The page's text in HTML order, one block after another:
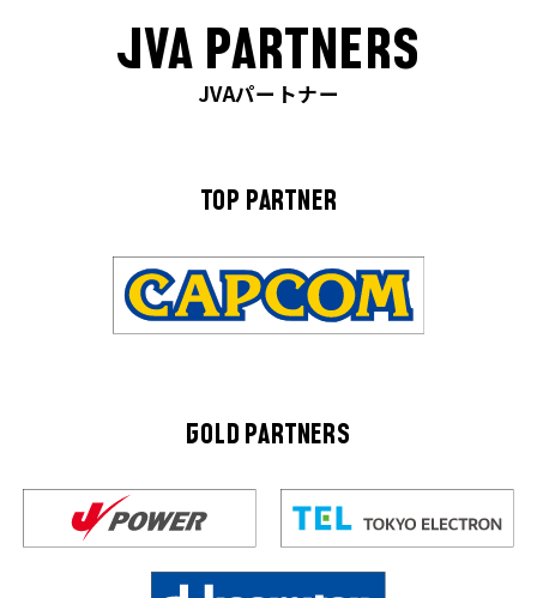
JVA PARTNERS
JVAパートナー
TOP PARTNER
GOLD PARTNERS